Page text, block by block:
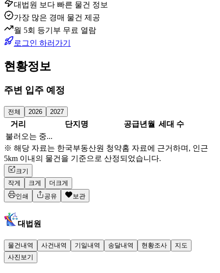
대법원 보다 빠른 물건 정보
가장 많은 경매 물건 제공
월 5회 등기부 무료 열람
로그인 하러가기
현황정보
주변 입주 예정
전체 2026 2027
거리 단지명 공급년월 세대 수
불러오는 중...
※ 해당 자료는 한국부동산원 청약홈 자료에 근거하며, 인근
5km 이내의 물건을 기준으로 산정되었습니다.
크기
작게
크게
더크게
인쇄
공유 보관
대법원
물건내역 사건내역 기일내역 송달내역 현황조사
지도
사진보기